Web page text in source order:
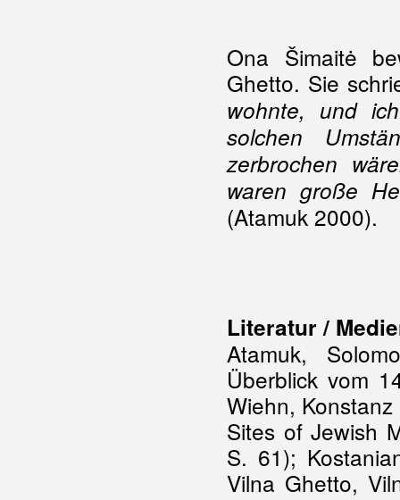
Ona Šimaitė
Ghetto. Sie
wohnte, und
solchen
zerbrochen
waren große
(Atamuk 2000).
Literatur /
Atamuk,
Überblick vom
Wiehn,
Sites of Jewish
S. 61);
Vilna Ghetto,